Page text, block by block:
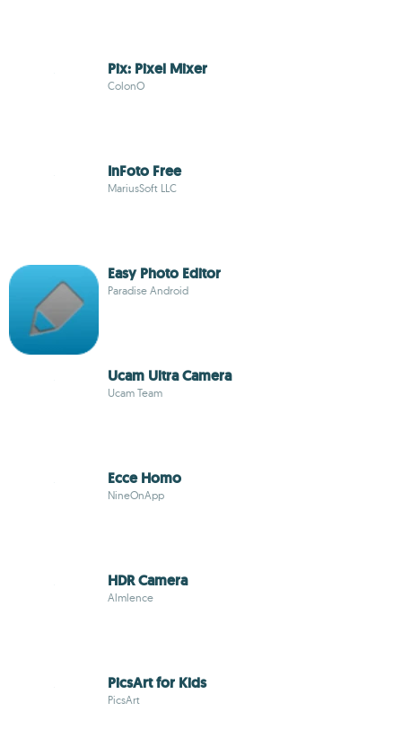
Pix: Pixel Mixer
ColonO
InFoto Free
MariusSoft LLC
Easy Photo Editor
Paradise Android
Ucam Ultra Camera
Ucam Team
Ecce Homo
NineOnApp
HDR Camera
Almlence
PicsArt for Kids
PicsArt